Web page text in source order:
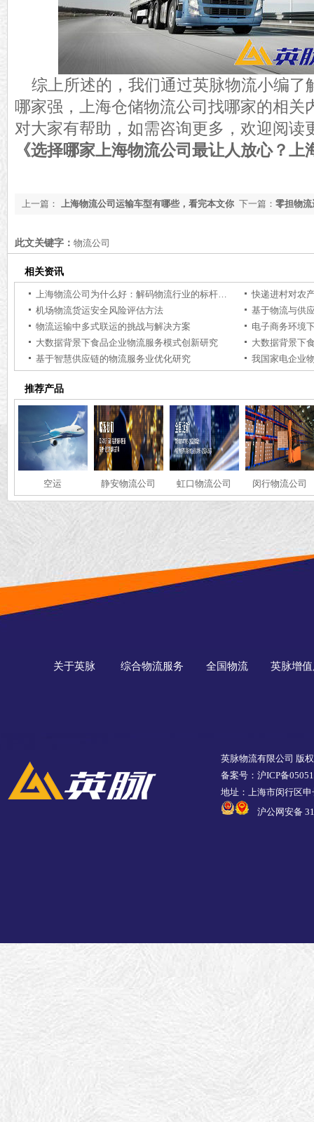
综上所述的，我们通过英脉物流小编了
哪家强，上海仓储物流公司找哪家的相关
对大家有帮助，如需咨询更多，欢迎阅读
《选择哪家上海物流公司最让人放心？
下一篇： 零担物
上一篇： 上海物流公司运输车型有哪些，看完本文你
此文关键字： 物流公司
相关资讯
上海物流公司为什么好：解码物流行业的标杆力量【行业百科】
快递进村对农
机场物流货运安全风险评估方法
基于物流与供
物流运输中多式联运的挑战与解决方案
电子商务环境
大数据背景下食品企业物流服务模式创新研究
大数据背景下
基于智慧供应链的物流服务业优化研究
推荐产品
空运 静安物流公司 虹口物流公司 闵行物流公司
关于英脉 综合物流服务 全国物流 英脉增
英脉物流有限公司 版
备案号：沪ICP备
地址：上海市闵行区
沪公网安备